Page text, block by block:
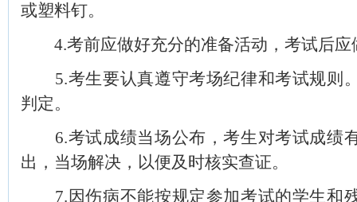
或塑料钉。
4.考前应做好充分的准备活动，考试后应
5.考生要认真遵守考场纪律和考试规则
判定。
6.考试成绩当场公布，考生对考试成绩
出，当场解决，以便及时核实查证。
7.因伤病不能按规定参加考试的学生和